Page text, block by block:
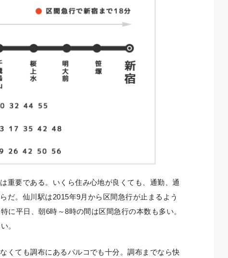
重要である。いくら住み心地が良くても、通勤、通
だ。仙川駅は2015年9月から区間急行が止まるよう
に平日、朝6時～8時の間は区間急行の本数も多い。
。
くても調布にあるパルコでも十分。調布までなら快